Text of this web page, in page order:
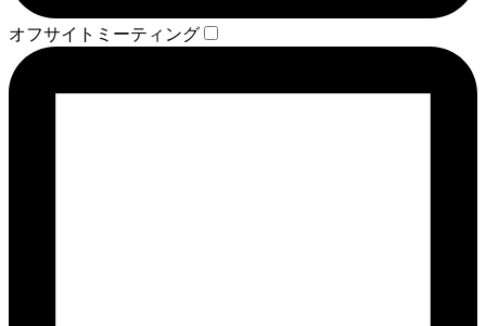
オフサイトミーティング